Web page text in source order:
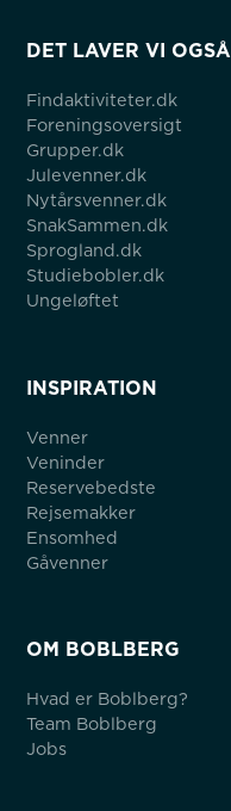
DET LAVER VI OGSÅ
Findaktiviteter.dk
Foreningsoversigt
Grupper.dk
Julevenner.dk
Nytårsvenner.dk
SnakSammen.dk
Sprogland.dk
Studiebobler.dk
Ungeløftet
INSPIRATION
Venner
Veninder
Reservebedste
Rejsemakker
Ensomhed
Gåvenner
OM BOBLBERG
Hvad er Boblberg?
Team Boblberg
Jobs